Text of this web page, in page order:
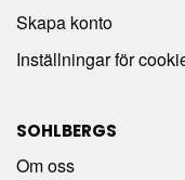
Skapa konto
Inställningar för
SOHLBERGS
Om oss